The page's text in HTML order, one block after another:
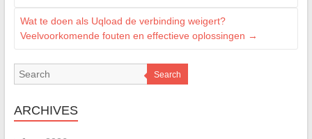
Wat te doen als Uqload de verbinding weigert?
Veelvoorkomende fouten en effectieve oplossingen →
Search
ARCHIVES